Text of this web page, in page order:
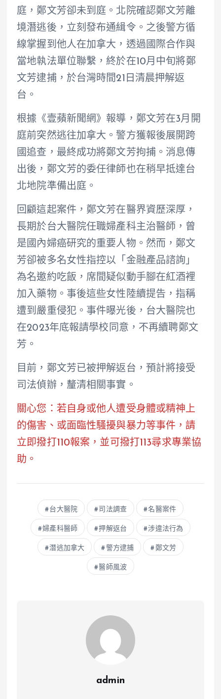
庭，鄭文芳卻未到庭。北院確認鄭文芳離
境潛逃後，立刻發布通緝令。之後警方循
線掌握到他人在加拿大，透過國際合作與
當地執法單位聯繫，終於在10月中旬將鄭
文芳逮捕，於台灣時間21日清晨押解返
台。
根據《壹蘋新聞網》報導，鄭文芳在3月開
庭前突然逃往加拿大。警方獲報後展開跨
國追查，最終成功將鄭文芳拘捕。消息傳
出後，鄭文芳的委任律師也在稍早抵達台
北地院準備出庭。
回顧這起案件，鄭文芳在醫界資歷深厚，
長期於台大醫院任職婦產科主治醫師，曾
是國內婦癌研究的重要人物。然而，鄭文
芳卻被多名女性指控以「金融產品諮詢」
為名邀約吃飯，席間疑似動手腳在紅酒裡
加入藥物。事後這些女性陸續提告，指稱
遭到嚴重侵犯。事件曝光後，台大醫院也
在2023年底報請學校同意，不再續聘鄭文
芳。
目前，鄭文芳已被押解返台，預計將接受
司法偵辦，釐清相關事實。
關心您：若自身或他人遭受身體或精神上
的傷害、或面臨性騷擾與暴力等事件，請
立即撥打110報案，並可撥打113尋求專業協
助。
台大醫院 司法調查 名醫案件
婦產科醫師 押解返台 涉違法行為
潛逃加拿大 警方逮捕 鄭文芳
醫師風波
admin